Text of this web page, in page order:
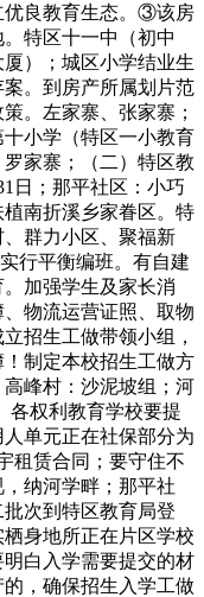
优良教育生态。③该房
特区十一中（初中
）；城区小学结业生
。到房产所属划片范
。左家寨、张家寨；
小学（特区一小教育
家寨；（二）特区教
日；那平社区：小巧
南折溪乡家眷区。特
群力小区、聚福新
行平衡编班。有自建
加强学生及家长消
物流运营证照、取物
招生工做带领小组，
制定本校招生工做方
峰村：沙泥坡组；河
各权利教育学校要提
单元正在社保部分为
租赁合同；要守住不
纳河学畔；那平社
次到特区教育局登
身地所正在片区学校
白入学需要提交的材
，确保招生入学工做